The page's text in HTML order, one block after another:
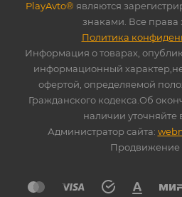
PlayAvto® являются
знаками. Все
Политика
Информация о товарах,
информационный
офертой, определяемой
Гражданского кодекса.Об
наличии уточняйте
Администратор сайта:
Продвижение